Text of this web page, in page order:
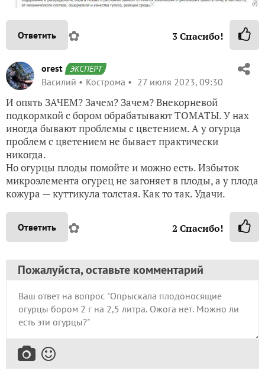
Ответить ✿ 3Спасибо!
orest ЭКСПЕРТ
Василий Кострома 27 июля 2023, 09:30
И опять ЗАЧЕМ? Зачем? Зачем? Внекорневой
подкормкой с бором обрабатывают ТОМАТЫ. У нах
иногда бывают проблемы с цветением. А у огурца
проблем с цветением не бывает практически
никогда.
Но огурцы плоды помойте и можно есть. Избыток
микроэлемента огурец не загоняет в плоды, а у плода
кожура — куттикула толстая. Как то так. Удачи.
Ответить ✿ 2 Спасибо!
Пожалуйста, оставьте комментарий